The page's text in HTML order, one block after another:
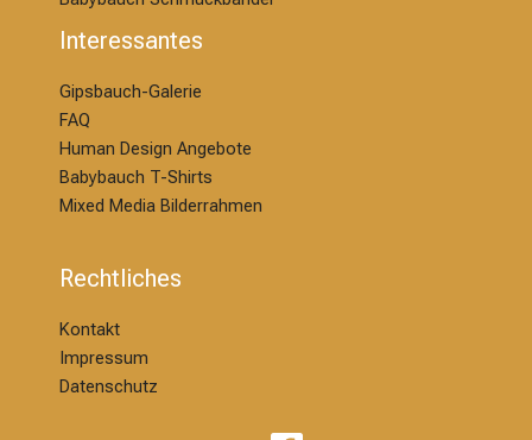
Interessantes
Gipsbauch-Galerie
FAQ
Human Design Angebote
Babybauch T-Shirts
Mixed Media Bilderrahmen
Rechtliches
Kontakt
Impressum
Datenschutz